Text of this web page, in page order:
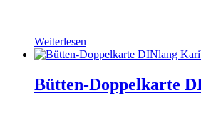
Weiterlesen
Bütten-Doppelkarte